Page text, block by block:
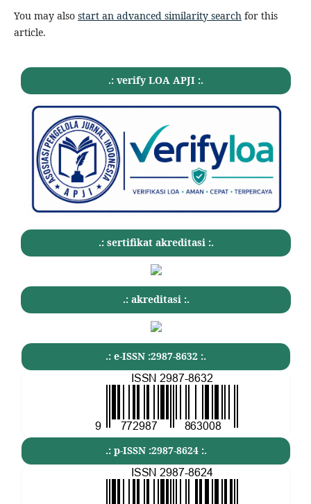
You may also start an advanced similarity search for this
article.
.: verify LOA APJI :.
.: sertifikat akreditasi :.
.: akreditasi :.
.: e-ISSN :2987-8632 :.
.: p-ISSN :2987-8624 :.